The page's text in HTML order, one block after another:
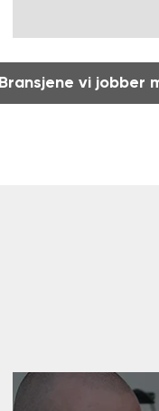
Bransjene vi jobber